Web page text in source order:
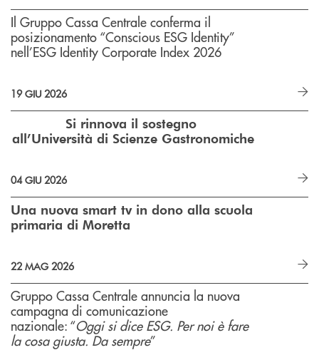
Il Gruppo Cassa Centrale conferma il
posizionamento “Conscious ESG Identity”
nell’ESG Identity Corporate Index 2026
19 GIU 2026
Si rinnova il sostegno
all’Università di Scienze Gastronomiche
04 GIU 2026
Una nuova smart tv in dono alla scuola
primaria di Moretta
22 MAG 2026
Gruppo Cassa Centrale annuncia la nuova
campagna di comunicazione
nazionale: “Oggi si dice ESG. Per noi è fare
la cosa giusta. Da sempre”